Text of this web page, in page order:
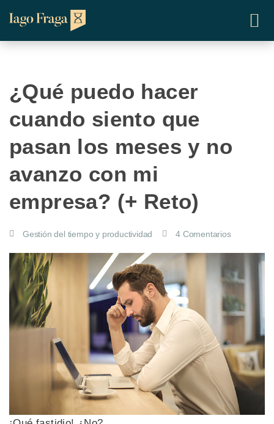
¿Qué puedo hacer
cuando siento que
pasan los meses y no
avanzo con mi
empresa? (+ Reto)
Gestión del tiempo y productividad 4 Comentarios